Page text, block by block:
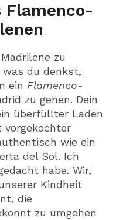
Flamenco-
zu
was du denkst,
ein Flamenco-
zu gehen. Dein
überfüllter Laden
vorgekochter
wie ein
del Sol. Ich
habe. Wir,
Kindheit
die
zu umgehen